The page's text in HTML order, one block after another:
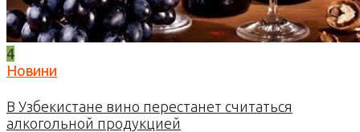
4
Новини
В Узбекистане вино перестанет считаться
алкогольной продукцией